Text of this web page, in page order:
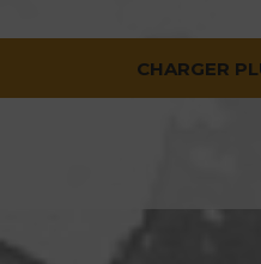
CHARGER